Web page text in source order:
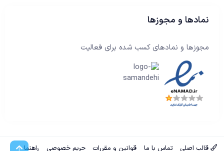
نمادها و مجوزها
مجوزها و نمادهای کسب شده برای فعالیت
قالب اصلی تماس با ما قوانین و مقررات حریم خصوصی راهنما